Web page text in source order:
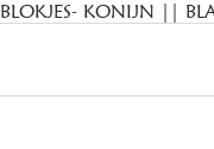
KONIJN ||